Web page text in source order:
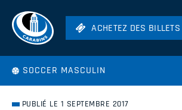
ACHETEZ DES BILLETS
Hockey
ACHETEZ DES BILLETS
SOCCER MASCULIN
PUBLIÉ LE 1 SEPTEMBRE 2017